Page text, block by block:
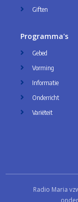
Giften
Programma's
Gebed
Vorming
Informatie
Onderricht
Variëteit
Radio Maria